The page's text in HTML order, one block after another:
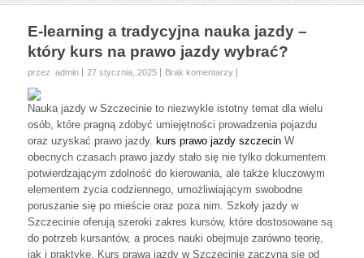
E-learning a tradycyjna nauka jazdy –
który kurs na prawo jazdy wybrać?
przez admin 27 stycznia, 2025 Brak komentarzy
Nauka jazdy w Szczecinie to niezwykle istotny temat dla wielu
osób, które pragną zdobyć umiejętności prowadzenia pojazdu
oraz uzyskać prawo jazdy. kurs prawo jazdy szczecin W
obecnych czasach prawo jazdy stało się nie tylko dokumentem
potwierdzającym zdolność do kierowania, ale także kluczowym
elementem życia codziennego, umożliwiającym swobodne
poruszanie się po mieście oraz poza nim. Szkoły jazdy w
Szczecinie oferują szeroki zakres kursów, które dostosowane są
do potrzeb kursantów, a proces nauki obejmuje zarówno teorię,
jak i praktykę. Kurs prawa jazdy w Szczecinie zaczyna się od